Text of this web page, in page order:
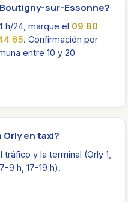
sur-Essonne?
h/24, marque el 09 80
65. Confirmación por
entre 10 y 20
en taxi?
y la terminal (Orly 1,
9 h, 17-19 h).